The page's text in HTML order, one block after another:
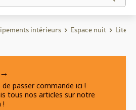
intérieurs Espace nuit
de passer commande ici !
tous nos articles sur notre
!